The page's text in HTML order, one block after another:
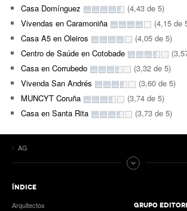
Casa Domínguez
(4,43 de 5)
Vivendas en Caramoniña
(4,15 de
Casa A5 en Oleiros
(4,05 de 5)
Centro de Saúde en Cotobade
Casa en Corrubedo
(3,32 de 5)
Vivenda San Andrés
(3,60 de 5)
MUNCYT Coruña
(3,74 de 5)
Casa en Santa Rita
(3,73 de 5)
AG
ÍNDICE
Arquitectos
GRUPO